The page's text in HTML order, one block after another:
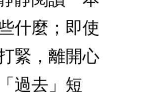
什麼；即使
緊，離開心
過去」短